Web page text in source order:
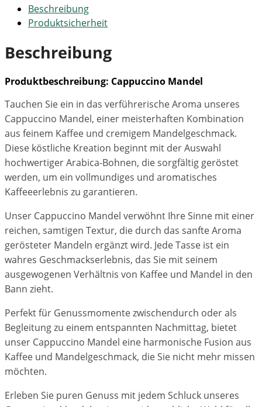
Beschreibung
Produktsicherheit
Beschreibung
Produktbeschreibung: Cappuccino Mandel
Tauchen Sie ein in das verführerische Aroma unseres
Cappuccino Mandel, einer meisterhaften Kombination
aus feinem Kaffee und cremigem Mandelgeschmack.
Diese köstliche Kreation beginnt mit der Auswahl
hochwertiger Arabica-Bohnen, die sorgfältig geröstet
werden, um ein vollmundiges und aromatisches
Kaffeeerlebnis zu garantieren.
Unser Cappuccino Mandel verwöhnt Ihre Sinne mit einer
reichen, samtigen Textur, die durch das sanfte Aroma
gerösteter Mandeln ergänzt wird. Jede Tasse ist ein
wahres Geschmackserlebnis, das Sie mit seinem
ausgewogenen Verhältnis von Kaffee und Mandel in den
Bann zieht.
Perfekt für Genussmomente zwischendurch oder als
Begleitung zu einem entspannten Nachmittag, bietet
unser Cappuccino Mandel eine harmonische Fusion aus
Kaffee und Mandelgeschmack, die Sie nicht mehr missen
möchten.
Erleben Sie puren Genuss mit jedem Schluck unseres